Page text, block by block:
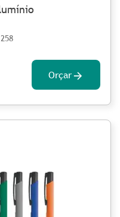
Orçar